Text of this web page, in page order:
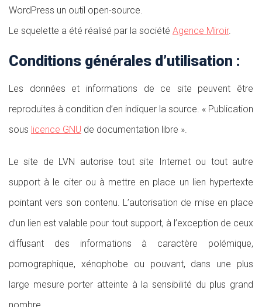
WordPress un outil open-source.
Le squelette a été réalisé par la société Agence Miroir.
Conditions générales d’utilisation :
Les données et informations de ce site peuvent être
reproduites à condition d’en indiquer la source. « Publication
sous licence GNU de documentation libre ».
Le site de LVN autorise tout site Internet ou tout autre
support à le citer ou à mettre en place un lien hypertexte
pointant vers son contenu. L’autorisation de mise en place
d’un lien est valable pour tout support, à l’exception de ceux
diffusant des informations à caractère polémique,
pornographique, xénophobe ou pouvant, dans une plus
large mesure porter atteinte à la sensibilité du plus grand